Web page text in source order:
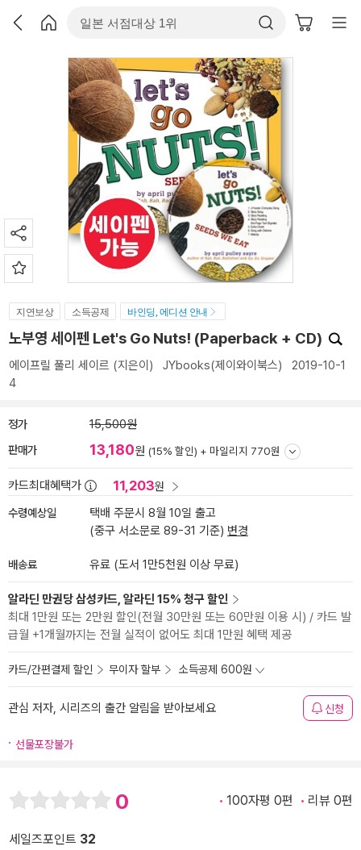
지연보상 소득공제 바인딩, 에디션 안내
노부영 세이펜 Let's Go Nuts! (Paperback + CD)
에이프릴 풀리 세이르 (지은이) JYbooks(제이와이북스) 2019-10-1
4
정가 15,500원
판매가 13,180원 (15% 할인) + 마일리지 770원
카드최대혜택가 11,203원
수령예상일
택배 주문시 8월 10일 출고
(중구 서소문로 89-31 기준) 변경
배송료 유료 (도서 1만5천원 이상 무료)
알라딘 만권당 삼성카드, 알라딘 15% 청구 할인
최대 1만원 또는 2만원 할인(전월 30만원 또는 60만원 이용 시) / 카드 발
급월 +1개월까지는 전월 실적이 없어도 최대 1만원 혜택 제공
카드/간편결제 할인 무이자 할부 소득공제 600원
관심 저자, 시리즈의 출간 알림을 받아보세요 신청
선물포장불가
0 100자평 0편 리뷰 0편
세일즈포인트 32